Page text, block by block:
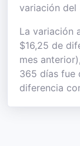
variación del
La variación
$16,25 de
mes
365 días fue
diferencia